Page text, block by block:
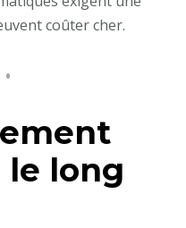
coûter cher.
le long